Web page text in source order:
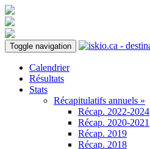
Toggle navigation
Calendrier
Résultats
Stats
Récapitulatifs annuels »
Récap. 2022-2024
Récap. 2020-2021
Récap. 2019
Récap. 2018